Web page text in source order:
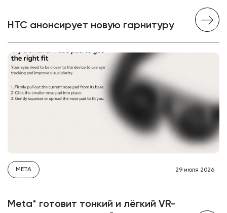
HTC анонсирует новую гарнитуру
META 29 июля 2026
Meta* готовит тонкий и лёгкий VR-